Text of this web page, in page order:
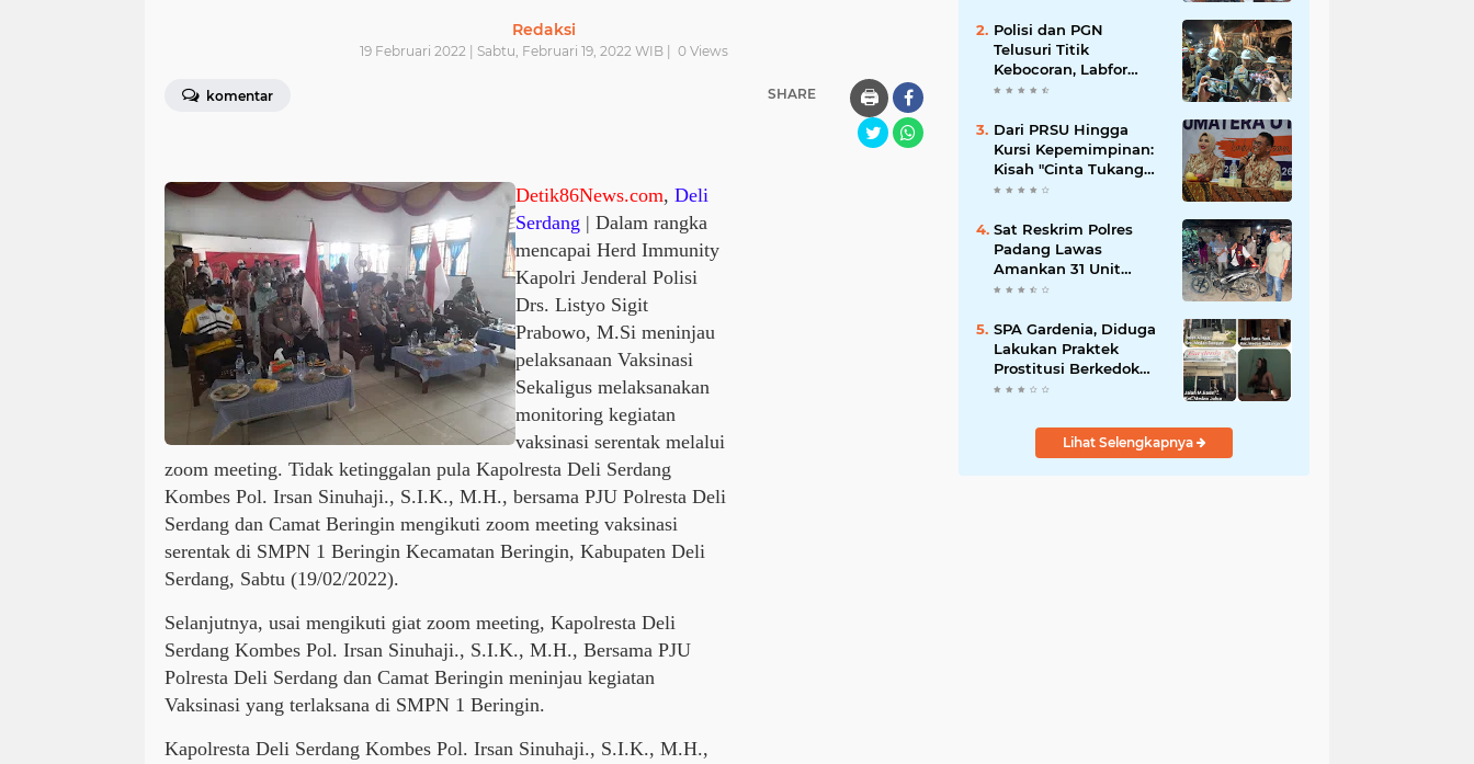
Redaksi
19 Februari 2022 | Sabtu, Februari 19, 2022 WIB | 0 Views
komentar SHARE 🖨️
Detik86News.com, Deli
Serdang | Dalam rangka
mencapai Herd Immunity
Kapolri Jenderal Polisi
Drs. Listyo Sigit
Prabowo, M.Si meninjau
pelaksanaan Vaksinasi
Sekaligus melaksanakan
monitoring kegiatan
vaksinasi serentak melalui
zoom meeting. Tidak ketinggalan pula Kapolresta Deli Serdang
Kombes Pol. Irsan Sinuhaji., S.I.K., M.H., bersama PJU Polresta Deli
Serdang dan Camat Beringin mengikuti zoom meeting vaksinasi
serentak di SMPN 1 Beringin Kecamatan Beringin, Kabupaten Deli
Serdang, Sabtu (19/02/2022).
Selanjutnya, usai mengikuti giat zoom meeting, Kapolresta Deli
Serdang Kombes Pol. Irsan Sinuhaji., S.I.K., M.H., Bersama PJU
Polresta Deli Serdang dan Camat Beringin meninjau kegiatan
Vaksinasi yang terlaksana di SMPN 1 Beringin.
Kapolresta Deli Serdang Kombes Pol. Irsan Sinuhaji., S.I.K., M.H.,
Polisi dan PGN
Telusuri Titik
Kebocoran, Labfor
Pastikan Ledakan
Akumulasi Gas
Dari PRSU Hingga
Kursi Kepemimpinan:
Kisah "Cinta Tukang
Parkir"
Sat Reskrim Polres
Padang Lawas
Amankan 31 Unit
Sepeda Motor Diduga
Rumah Warga di Pasar
Latong
SPA Gardenia, Diduga
Lakukan Praktek
Prostitusi Berkedok
Pijat Reflexy
Lihat Selengkapnya